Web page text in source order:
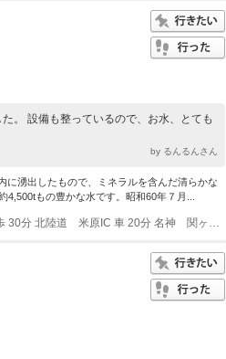
。 設備も整っているので、お水、とても
by るんるんさん
に湧出したもので、ミネラルを含んだ清らかな
もの豊かな水です。昭和60年７月...
(1)近江長岡駅 バス 10分 ジョイいぶき 徒歩 30分 北陸道 米原IC 車 20分 名神 関ヶ原IC 車 15分